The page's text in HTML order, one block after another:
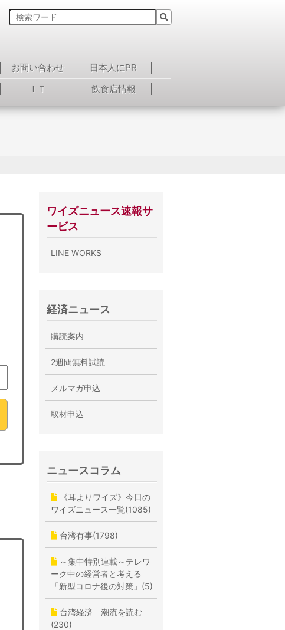
お問い合わせ
日本人にPR
ＩＴ 飲食店情報
ワイズニュース速報サ
ービス
LINE WORKS
経済ニュース
購読案内
2週間無料試読
メルマガ申込
取材申込
ニュースコラム
《耳よりワイズ》今日の
ワイズニュース一覧(1085)
台湾有事(1798)
～集中特別連載～テレワ
ーク中の経営者と考える
「新型コロナ後の対策」(5)
台湾経済 潮流を読む
(230)